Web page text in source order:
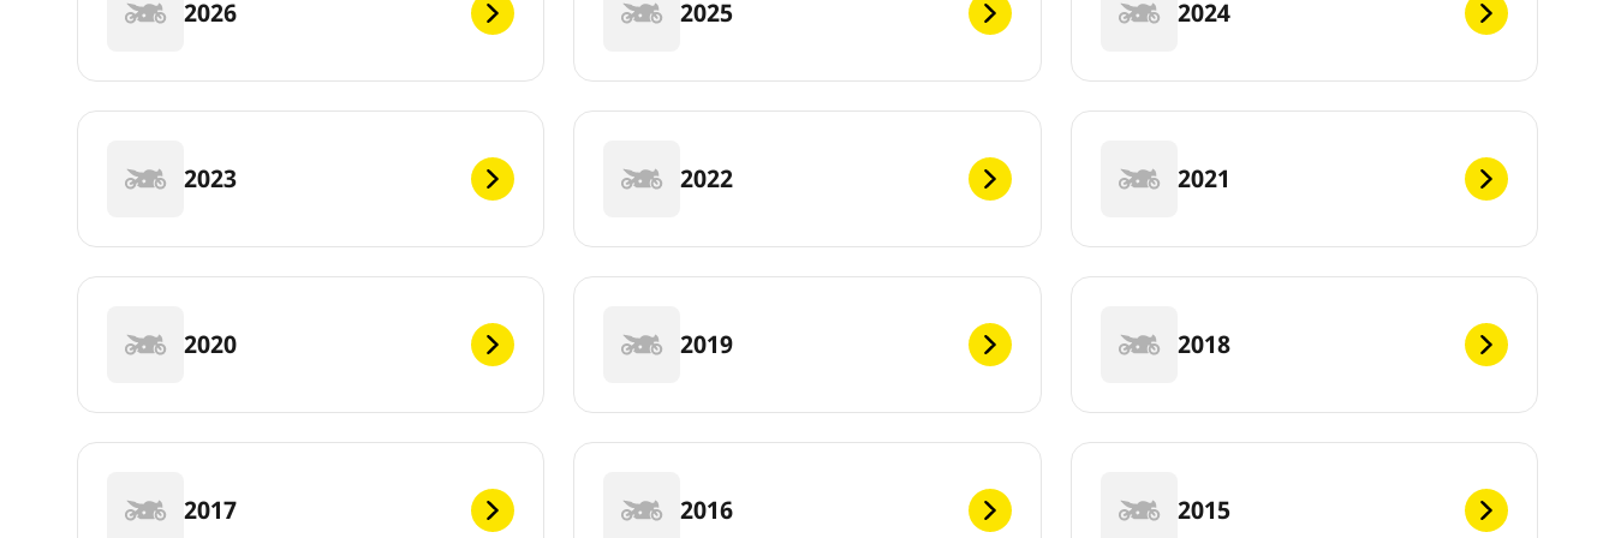
2026 2025 2024
2023 2022 2021
2020 2019 2018
2017 2016 2015